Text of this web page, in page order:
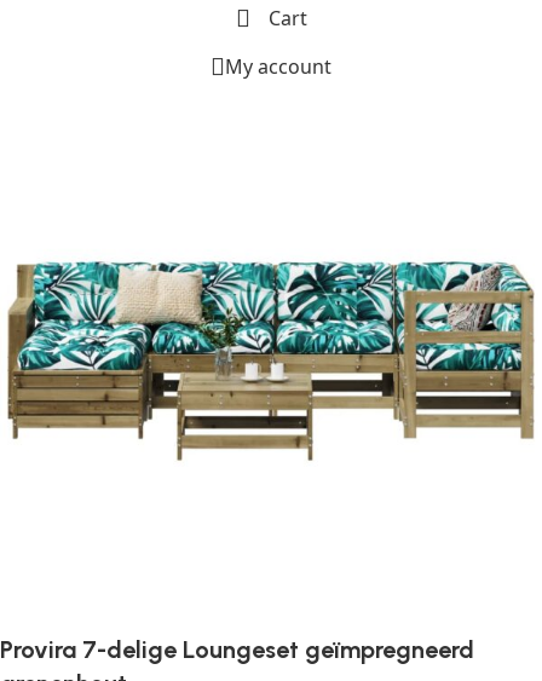
Cart
My account
Provira 7-delige Loungeset geïmpregneerd